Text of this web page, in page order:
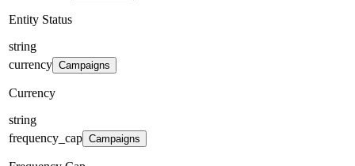
Entity Status
string
currency Campaigns
Currency
string
frequency_cap Campaigns